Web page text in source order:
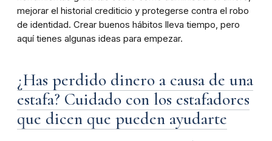
mejorar el historial crediticio y protegerse contra el robo
de identidad. Crear buenos hábitos lleva tiempo, pero
aquí tienes algunas ideas para empezar.
¿Has perdido dinero a causa de una
estafa? Cuidado con los estafadores
que dicen que pueden ayudarte